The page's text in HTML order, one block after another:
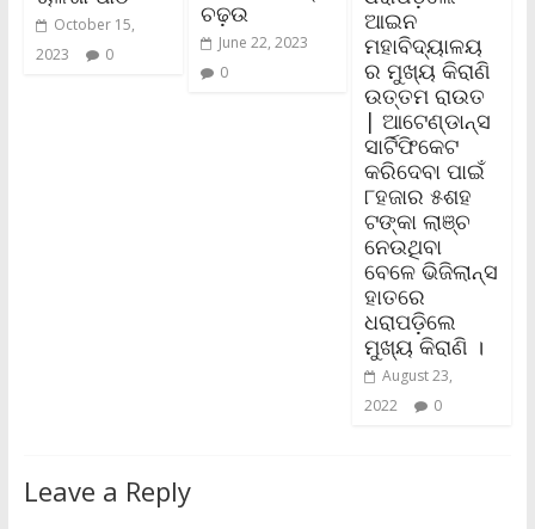
October 15,
2023
0
ଚଢ଼ଉ
June 22, 2023
0
ଆଇନ
ମହାବିଦ୍ୟାଳୟ
ର ମୁଖ୍ୟ କିରାଣି
ଉତ୍ତମ ରାଉତ
| ଆଟେଣ୍ଡାନ୍ସ
ସାର୍ଟିଫିକେଟ
କରିଦେବା ପାଇଁ
୮ହଜାର ୫ଶହ
ଟଙ୍କା ଲାଞ୍ଚ
ନେଉଥିବା
ବେଳେ ଭିଜିଲାନ୍ସ
ହାତରେ
ଧରାପଡ଼ିଲେ
ମୁଖ୍ୟ କିରାଣି ।
August 23,
2022
0
Leave a Reply